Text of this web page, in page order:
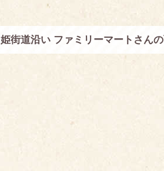
姫街道沿い ファミリーマートさん